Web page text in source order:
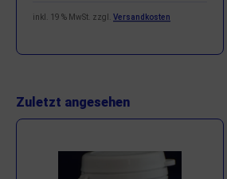
inkl. 19 % MwSt. zzgl. Versandkosten
Zuletzt angesehen